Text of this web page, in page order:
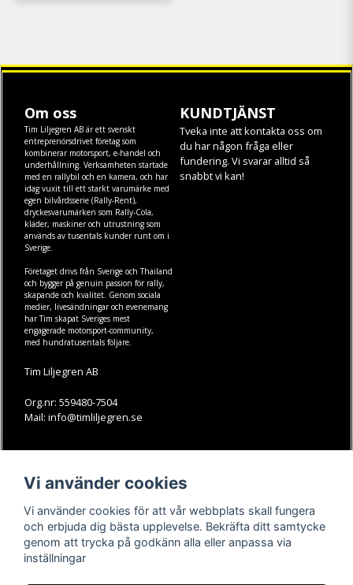
Om oss
Tim Liljegren AB är ett svenskt
entreprenörsdrivet företag som
kombinerar motorsport, e-handel och
underhållning. Verksamheten startade
med en rallybil och en kamera, och har
idag vuxit till ett starkt varumärke med
egen bilvårdsserie (Rally-Rent),
dryckesvarumärken som Rally-Cola,
kläder, maskineroch utrustning som
används av tusentals kunder runt om i
Sverige.
Företaget drivs från Sverige och Thailand
och bygger på genuin passion för rally,
skapande och kvalitet. Genom sociala
medier, livesändningar och evenemang
har Tim skapat Sveriges mest
engagerade motorsport-community,
med hundratusentals följare.
Tim Liljegren AB
Org.nr: 559480-7504
Mail: info@timliljegren.se
KUNDTJÄNST
Tveka inte att kontakta oss om
du har någon fråga eller
fundering. Vi svarar alltid så
snabbt vi kan!
Köpvillkor
Kontakt
Youtube-videos
Instagram
Youtube
TikTok
Vi använder cookies
Vi använder cookies för att vår webbplats skall fungera
och erbjuda dig bästa upplevelse. Bekräfta ditt samtycke
genom att trycka på godkänn alla eller anpassa via
inställningar